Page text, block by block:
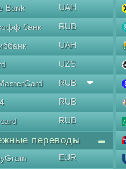
Bank
UAH
банк
RUB
UAH
UZS
RUB
RUB
RUB
переводы
EUR